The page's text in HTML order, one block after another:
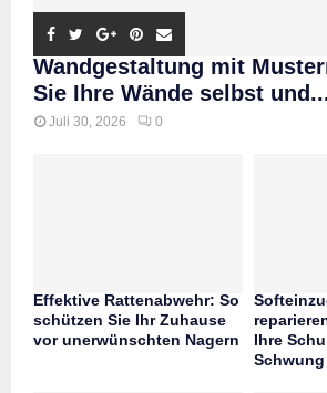
Wandgestaltung mit
Sie Ihre Wände selbst
Juli 30, 2026 0
Effektive Rattenabwehr: So
schützen Sie Ihr Zuhause
vor unerwünschten Nagern
Ihre
Schwung